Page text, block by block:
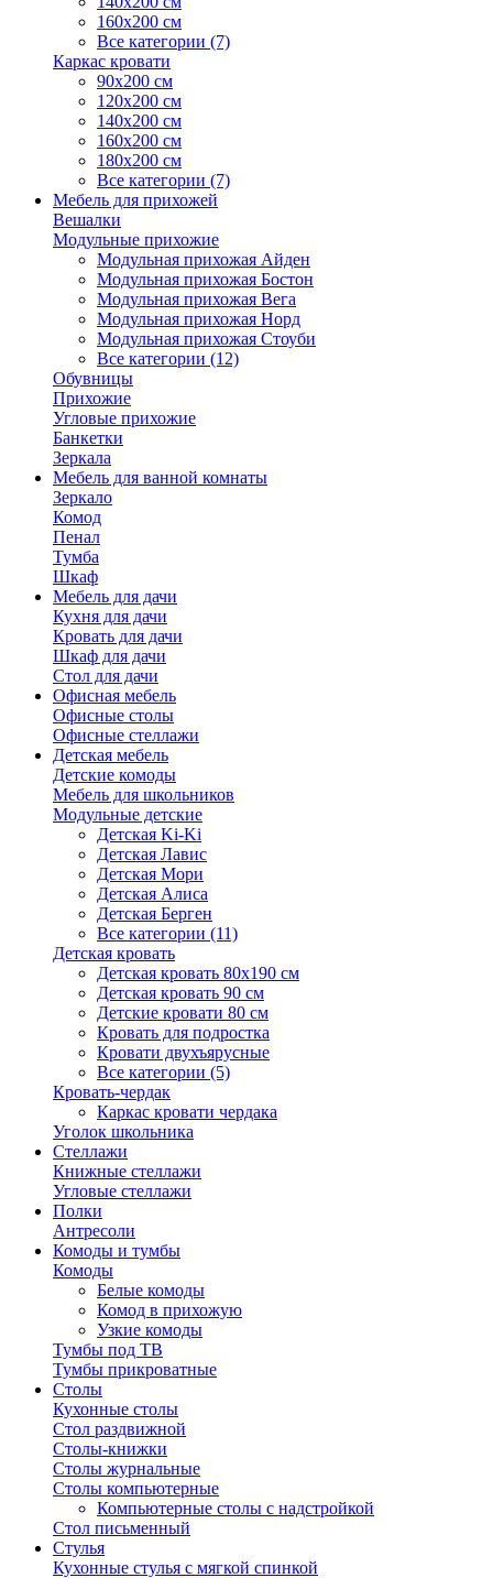
160х200 см
Все категории (7)
Каркас кровати
90х200 см
120х200 см
140х200 см
160х200 см
180х200 см
Все категории (7)
Мебель для прихожей
Вешалки
Модульные прихожие
Модульная прихожая Айден
Модульная прихожая Бостон
Модульная прихожая Вега
Модульная прихожая Норд
Модульная прихожая Стоуби
Все категории (12)
Обувницы
Прихожие
Угловые прихожие
Банкетки
Зеркала
Мебель для ванной комнаты
Зеркало
Комод
Пенал
Тумба
Шкаф
Мебель для дачи
Кухня для дачи
Кровать для дачи
Шкаф для дачи
Стол для дачи
Офисная мебель
Офисные столы
Офисные стеллажи
Детская мебель
Детские комоды
Мебель для школьников
Модульные детские
Детская Ki-Ki
Детская Лавис
Детская Мори
Детская Алиса
Детская Берген
Все категории (11)
Детская кровать
Детская кровать 80х190 см
Детская кровать 90 см
Детские кровати 80 см
Кровать для подростка
Кровати двухъярусные
Все категории (5)
Кровать-чердак
Каркас кровати чердака
Уголок школьника
Стеллажи
Книжные стеллажи
Угловые стеллажи
Полки
Антресоли
Комоды и тумбы
Комоды
Белые комоды
Комод в прихожую
Узкие комоды
Тумбы под ТВ
Тумбы прикроватные
Столы
Кухонные столы
Стол раздвижной
Столы-книжки
Столы журнальные
Столы компьютерные
Компьютерные столы с надстройкой
Стол письменный
Стулья
Кухонные стулья с мягкой спинкой